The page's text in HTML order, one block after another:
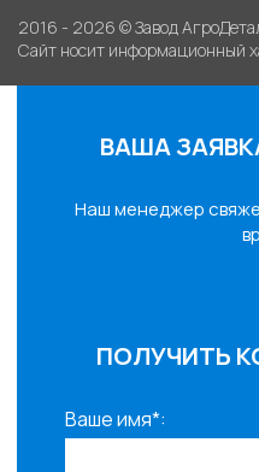
2016 - 2026 © Завод
Сайт носит информационный
ВАША
Наш менеджер
ПОЛУЧИТЬ
Ваше имя*: